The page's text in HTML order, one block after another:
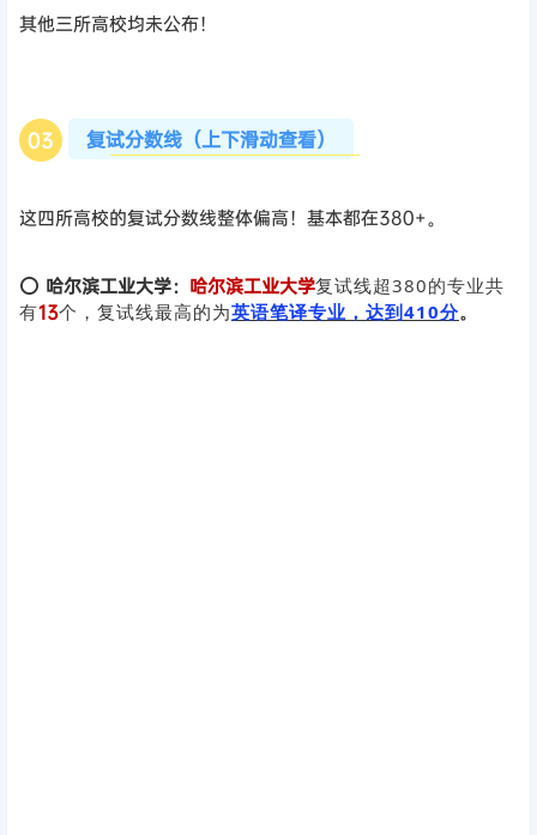
其他三所高校均未公布！
03 复试分数线（上下滑动查看）